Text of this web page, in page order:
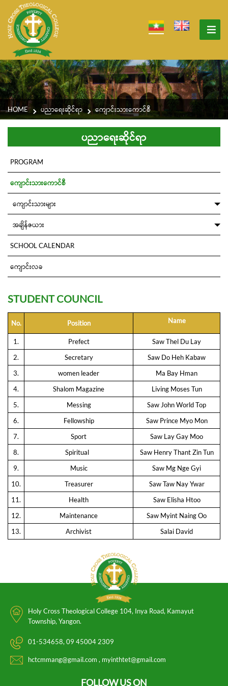
HOME ပညာရေးဆိုင်ရာ ကျောင်းသားကောင်စီ
ပညာရေးဆိုင်ရာ
PROGRAM
ကျောင်းသားကောင်စီ
ကျောင်းသားများ
အချိန်ဇယား
SCHOOL CALENDAR
ကျောင်းလခ
STUDENT COUNCIL
No. Position Name
1. Prefect
Saw Thel Du Lay
2.
Secretary
Saw Do Heh Kabaw
3.
women leader
Ma Bay Hman
4.
Shalom Magazine
Living Moses Tun
5.
Messing
Saw John World Top
6.
Fellowship
Saw Prince Myo Mon
7.
Sport
Saw Lay Gay Moo
8.
Spiritual
Saw Henry Thant Zin Tun
9.
Music
Saw Mg Nge Gyi
10.
Treasurer
Saw Taw Nay Ywar
11.
Health
Saw Elisha Htoo
12.
Maintenance
Saw Myint Naing Oo
13.
Archivist Salai David
Holy Cross Theological College 104, Inya Road, Kamayut
Township, Yangon.
01-534658 09 45004 2309
hctcmmang@gmail.com myinthtet@gmail.com
FOLLOW US ON